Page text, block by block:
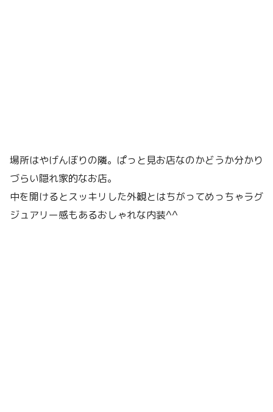
場所はやげんぼりの隣。ぱっと見お店なのかどうか分かり
づらい隠れ家的なお店。
中を開けるとスッキリした外観とはちがってめっちゃラグ
ジュアリー感もあるおしゃれな内装^^